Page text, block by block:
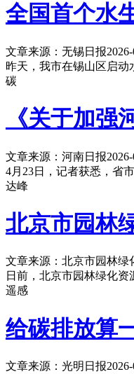
全国首个水
文章来源：无锡日报
昨天，我市在锡山区启
碳
《关于加
文章来源：河南日报
4月23日，记者获悉，省
达峰
北京市园林
文章来源：北京市园林绿
日前，北京市园林绿化
遥感
给碳排放算
文章来源：光明日报